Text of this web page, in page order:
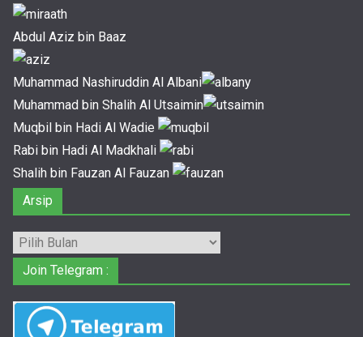
Abdul Aziz bin Baaz
Muhammad Nashiruddin Al Albani
Muhammad bin Shalih Al Utsaimin
Muqbil bin Hadi Al Wadie
Rabi bin Hadi Al Madkhali
Shalih bin Fauzan Al Fauzan
Arsip
Arsip
Join Telegram :